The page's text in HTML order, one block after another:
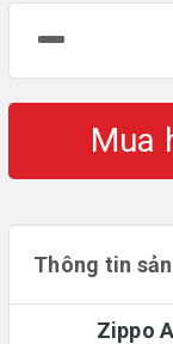
Mua
Thông tin
Zippo